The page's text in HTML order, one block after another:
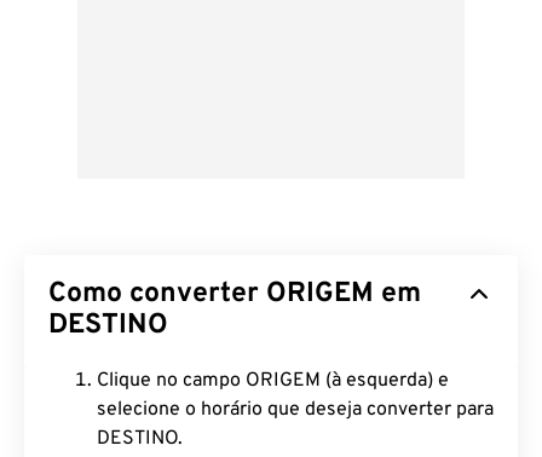
Como converter ORIGEM em
DESTINO
Clique no campo ORIGEM (à esquerda) e
selecione o horário que deseja converter para
DESTINO.